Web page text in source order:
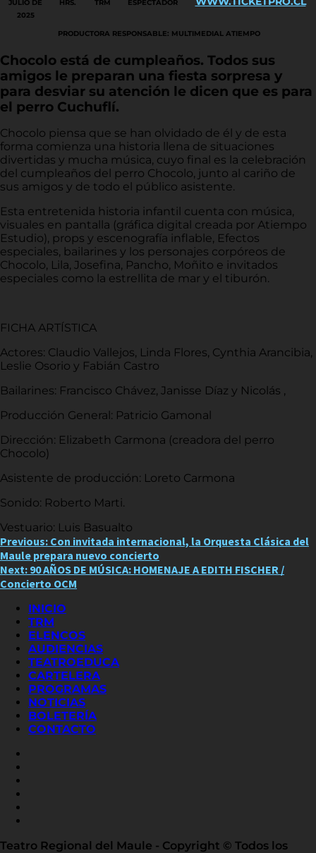
JULIO DE
2025
HRS.
TRM
ESPECTADOR
PRODUCTORA RESPONSABLE: MULTIMEDIAL ATIEMPO
Chocolo está de cumpleaños. Todos sus
amigos le preparan una fiesta sorpresa y
para desviar su atención le dicen que es para
el perro Cuchuflí.
Chocolo piensa que se han olvidado de él y de esta
forma comienza una historia llena de situaciones
divertidas y mucha música, cuyo final es la celebración
del cumpleaños del perro Chocolo, junto al cariño de
sus amigos y de todo el público asistente.
Esta entretenida historia infantil cuenta con música,
visuales en pantalla (gráfica digital creada por Atiempo
Estudio), props y escenografía inflable, Efectos
especiales, bailarines y los personajes corpóreos de
Chocolo, Lila, Josefina, Pancho, Moñito e invitados
especiales como la estrellita de mar y el tiburón.
FICHA ARTÍSTICA
Actores: Claudio Vallejos, Linda Flores, Cynthia Arancibia,
Leslie Osorio y Fabián Castro
Bailarines: Francisco Chávez, Janisse Díaz y Nicolás ,
Producción General: Patricio Gamonal
Dirección: Elizabeth Carmona (creadora del perro
Chocolo)
Asistente de producción: Loreto Carmona
Sonido: Roberto Marti.
Vestuario: Luis Basualto
Post
navigation
Previous: Con invitada internacional, la Orquesta Clásica del
Maule prepara nuevo concierto
Next: 90 AÑOS DE MÚSICA: HOMENAJE A EDITH FISCHER /
Concierto OCM
INICIO
TRM
ELENCOS
AUDIENCIAS
TEATROEDUCA
CARTELERA
PROGRAMAS
NOTICIAS
BOLETERÍA
CONTACTO
Teatro Regional del Maule - Copyright © Todos los